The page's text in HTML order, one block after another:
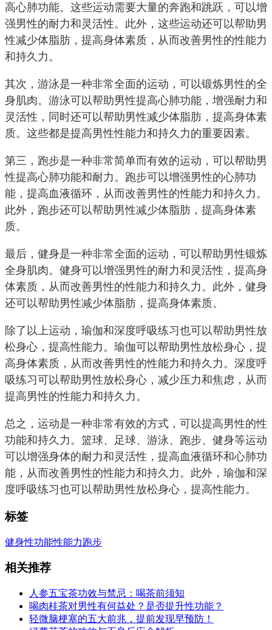
高心肺功能。这些运动需要大量的奔跑和跳跃，可以增
强男性的耐力和灵活性。此外，这些运动还可以帮助男
性减少体脂肪，提高身体素质，从而改善男性的性能力
和持久力。
其次，游泳是一种非常全面的运动，可以锻炼男性的全
身肌肉。游泳可以帮助男性提高心肺功能，增强耐力和
灵活性，同时还可以帮助男性减少体脂肪，提高身体素
质。这些都是提高男性性能力和持久力的重要因素。
第三，跑步是一种非常简单而有效的运动，可以帮助男
性提高心肺功能和耐力。跑步可以增强男性的心肺功
能，提高血液循环，从而改善男性的性能力和持久力。
此外，跑步还可以帮助男性减少体脂肪，提高身体素
质。
最后，健身是一种非常全面的运动，可以帮助男性锻炼
全身肌肉。健身可以增强男性的耐力和灵活性，提高身
体素质，从而改善男性的性能力和持久力。此外，健身
还可以帮助男性减少体脂肪，提高身体素质。
除了以上运动，瑜伽和深度呼吸练习也可以帮助男性放
松身心，提高性能力。瑜伽可以帮助男性放松身心，提
高身体素质，从而改善男性的性能力和持久力。深度呼
吸练习可以帮助男性放松身心，减少压力和焦虑，从而
提高男性的性能力和持久力。
总之，运动是一种非常有效的方式，可以提高男性的性
功能和持久力。篮球、足球、游泳、跑步、健身等运动
可以增强身体的耐力和灵活性，提高血液循环和心肺功
能，从而改善男性的性能力和持久力。此外，瑜伽和深
度呼吸练习也可以帮助男性放松身心，提高性能力。
标签
健身性功能性能力跑步
相关推荐
人参五宝茶功效与禁忌：喝茶前须知
喝肉桂茶对男性有何益处？是否提升性功能？
轻微脑梗塞的五大前兆，提前发现早预防！